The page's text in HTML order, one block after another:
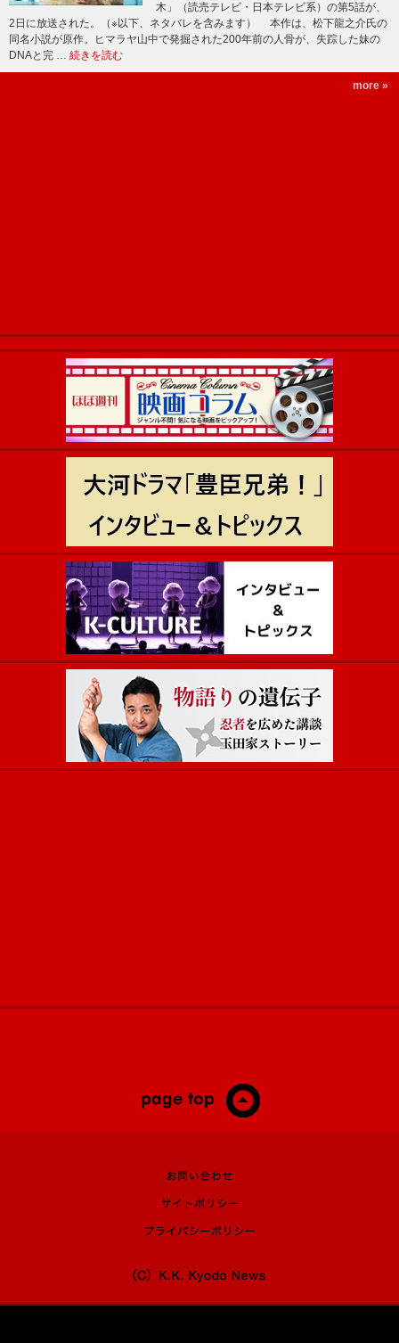
木」（読売テレビ・日本テレビ系）の第5話が、
2日に放送された。（※以下、ネタバレを含みます） 本作は、松下龍之介氏の
同名小説が原作。ヒマラヤ山中で発掘された200年前の人骨が、失踪した妹の
DNAと完 … 続きを読む
more »